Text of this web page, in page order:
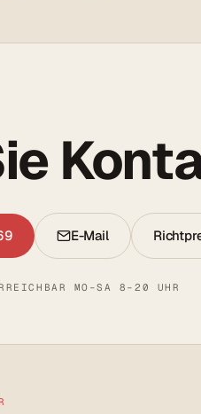
E-Mail
MO–SA 8–20 UHR